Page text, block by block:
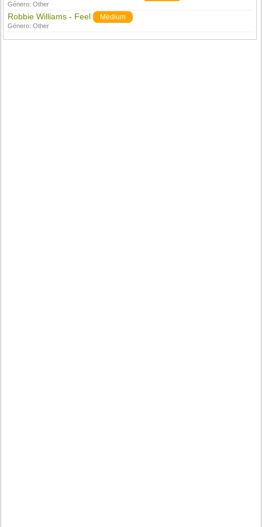
Género:Other
Robbie Williams - Feel Medium
Género:Other